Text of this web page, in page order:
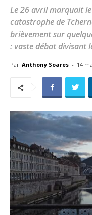
Le 26 avril marquait
catastrophe de
brièvement sur
: vaste débat divisant
Par Anthony Soares - 14